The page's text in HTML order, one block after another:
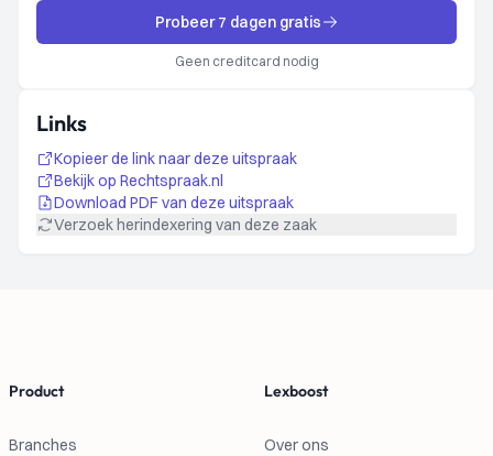
Probeer 7 dagen gratis
Geen creditcard nodig
Links
Kopieer de link naar deze uitspraak
Bekijk op Rechtspraak.nl
Download PDF van deze uitspraak
Verzoek herindexering van deze zaak
Product
Branches
Lexboost
Over ons